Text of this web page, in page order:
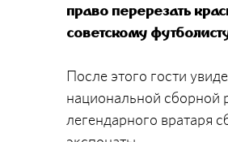
право перерезать
советскому
После этого гости
национальной сборной
легендарного вратаря